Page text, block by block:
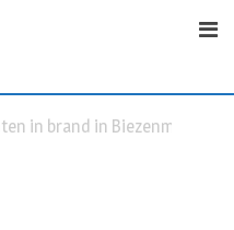
in brand in Biezenmortel,